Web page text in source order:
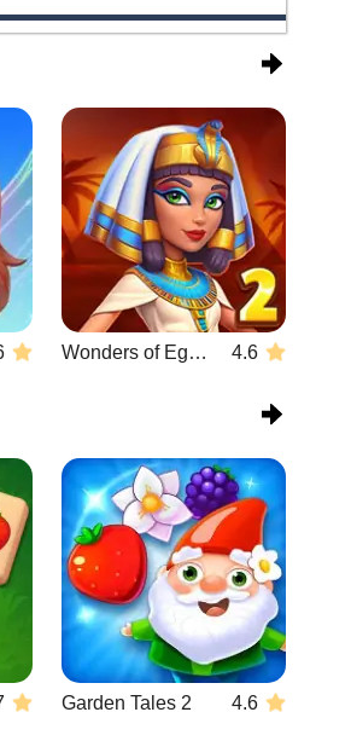
Wonders of Egypt Match 2 4.6
Garden Tales 2 4.6